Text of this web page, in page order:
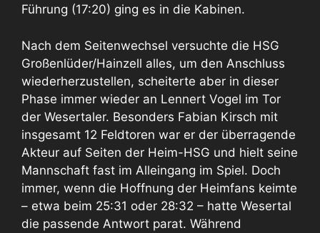
Führung (17:20) ging es in die Kabinen.
Nach dem Seitenwechsel versuchte die HSG
Großenlüder/Hainzell alles, um den Anschluss
wiederherzustellen, scheiterte aber in dieser
Phase immer wieder an Lennert Vogel im Tor
der Wesertaler. Besonders Fabian Kirsch mit
insgesamt 12 Feldtoren war er der überragende
Akteur auf Seiten der Heim-HSG und hielt seine
Mannschaft fast im Alleingang im Spiel. Doch
immer, wenn die Hoffnung der Heimfans keimte
– etwa beim 25:31 oder 28:32 – hatte Wesertal
die passende Antwort parat. Während